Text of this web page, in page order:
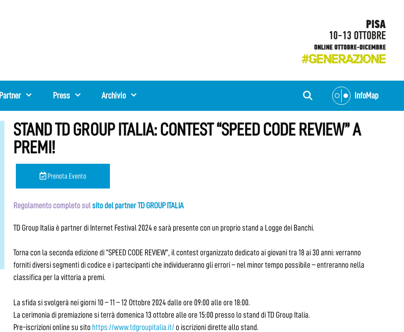
Partner Press Archivio InfoMap
STAND TD GROUP ITALIA: CONTEST “SPEED CODE REVIEW” A
PREMI!
Prenota Evento
Regolamento completo sulsito del partner TD GROUP ITALIA
TD Group Italia è partner di Internet Festival 2024 e sarà presente con un proprio stand a Logge dei Banchi.
Torna con la seconda edizione di “SPEED CODE REVIEW”, il contest organizzato dedicato ai giovani tra 18 ai 30 anni: verranno
forniti diversi segmenti di codice e i partecipanti che individueranno gli errori – nel minor tempo possibile – entreranno nella
classifica per la vittoria a premi.
La sfida si svolgerà nei giorni 10 – 11 – 12 Ottobre 2024 dalle ore 09:00 alle ore 18:00.
La cerimonia di premiazione si terrà domenica 13 ottobre alle ore 15:00 presso lo stand di TD Group Italia.
Pre-iscrizioni online su sito https://www.tdgroupitalia.it/ o iscrizioni dirette allo stand.